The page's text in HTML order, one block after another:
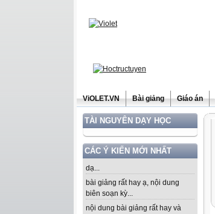
ViOLET.VN Bài giảng Giáo án
TÀI NGUYÊN DẠY HỌC
CÁC Ý KIẾN MỚI NHẤT
dạ...
bài giảng rất hay ạ, nội dung
biên soạn kỳ...
nội dung bài giảng rất hay và